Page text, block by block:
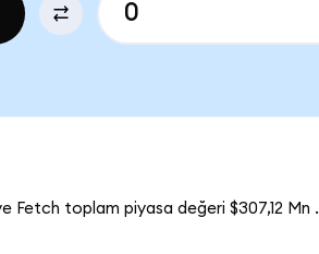
Fetch toplam piyasa değeri $307,12 Mn .